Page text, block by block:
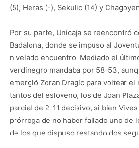
(5), Heras (-), Sekulic (14) y
Por su parte, Unicaja se reencontró
Badalona, donde se impuso al
nivelado encuentro. Mediado el
verdinegro mandaba por 58-53,
emergió Zoran Dragic para voltear el
tantos del esloveno, los de Joan
parcial de 2-11 decisivo, si bien
prórroga de no haber fallado uno de
de los que dispuso restando dos